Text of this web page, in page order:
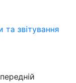
та звітування